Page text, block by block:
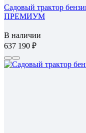
Садовый трактор
ПРЕМИУМ
В наличии
637 190